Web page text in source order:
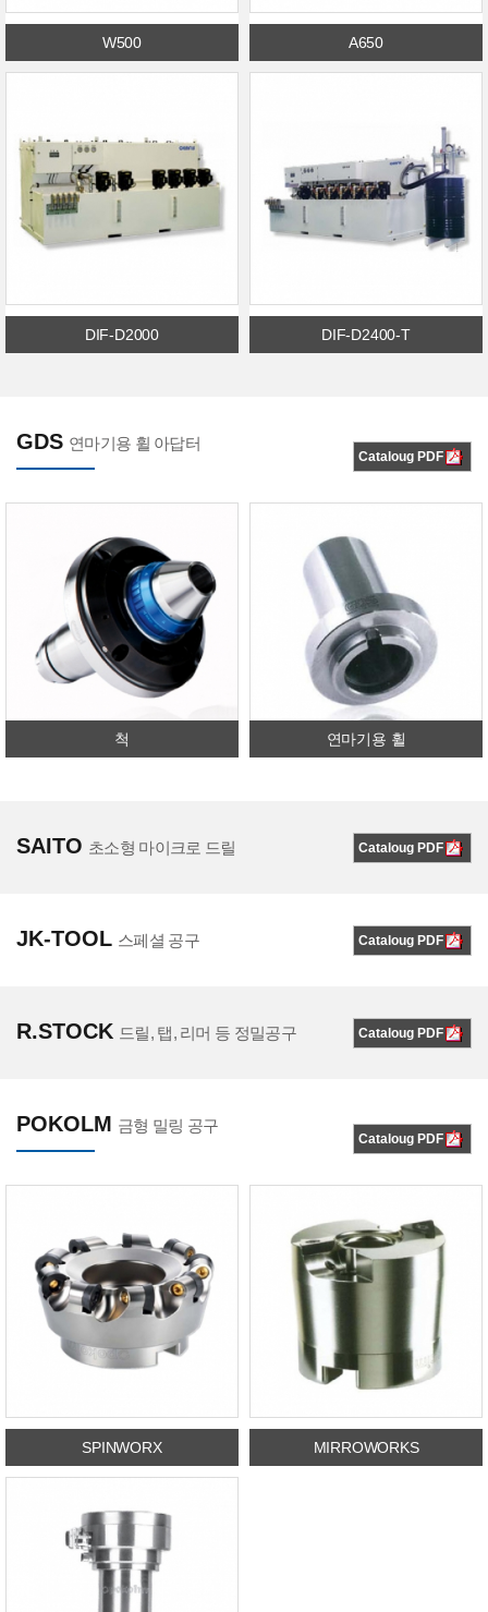
W500 A650
DIF-D2000 DIF-D2400-T
GDS 연마기용 휠 아답터
Cataloug PDF
척 연마기용 휠
SAITO 초소형 마이크로 드릴 Cataloug PDF
JK-TOOL 스페셜 공구 Cataloug PDF
R.STOCK 드릴, 탭, 리머 등 정밀공구 Cataloug PDF
POKOLM 금형 밀링 공구
Cataloug PDF
SPINWORX MIRROWORKS